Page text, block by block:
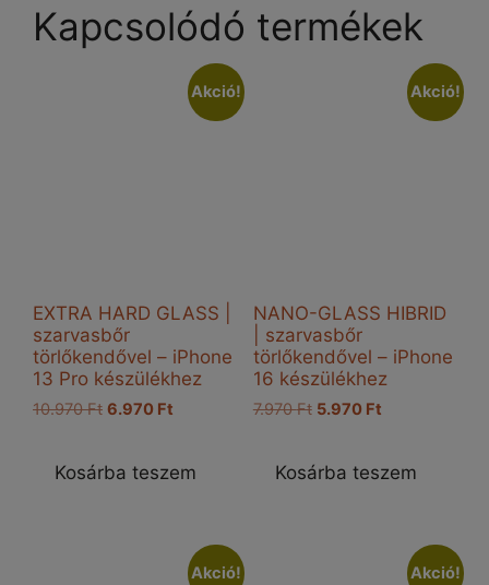
Kapcsolódó termékek
Akció!
EXTRA HARD GLASS |
szarvasbőr
törlőkendővel – iPhone
13 Pro készülékhez
10.970Ft Original
10.970 Ft.
6.970 Ft
6.970 Ft.
Kosárba teszem
Akció!
NANO-GLASS HIBRID
| szarvasbőr
törlőkendővel – iPhone
16 készülékhez
7.970Ft Original
7.970 Ft.
5.970 FtCurrent
5.970 Ft.
Kosárba teszem
Akció! Akció!